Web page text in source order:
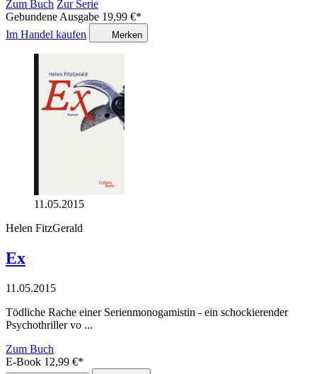
Zum Buch Zur Serie
Gebundene Ausgabe 19,99 €*
Im Handel kaufen
Merken
11.05.2015
Helen FitzGerald
Ex
11.05.2015
Tödliche Rache einer Serienmonogamistin - ein schockierender
Psychothriller vo ...
Zum Buch
E-Book 12,99 €*